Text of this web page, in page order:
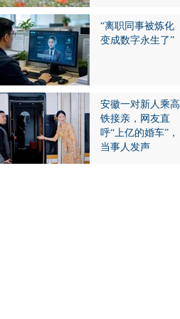
“离职同事被炼化
变成数字永生了”
安徽一对新人乘高
铁接亲，网友直
呼“上亿的婚车”，
当事人发声